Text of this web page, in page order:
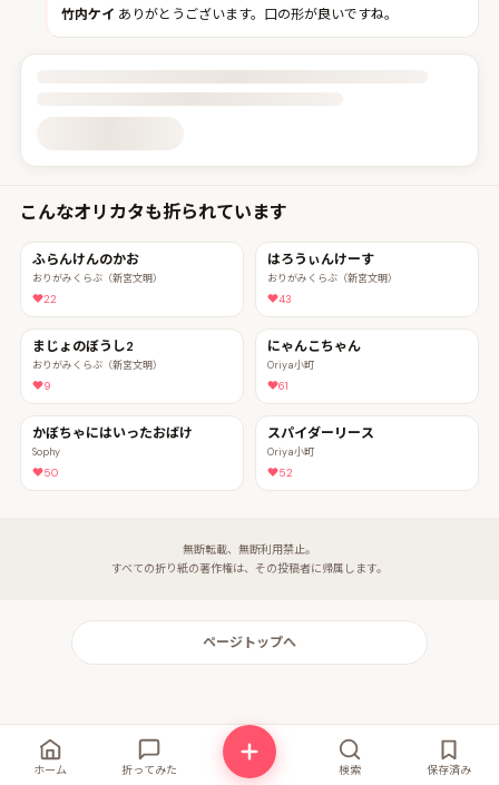
竹内ケイ ありがとうございます。口の形が良いですね。
投稿詳細を読み込んでいます
こんなオリカタも折られています
ふらんけんのかお
おりがみくらぶ（新宮文明）
22
はろうぃんけーす
おりがみくらぶ（新宮文明）
43
まじょのぼうし2
おりがみくらぶ（新宮文明）
9
にゃんこちゃん
Oriya小町
61
かぼちゃにはいったおばけ
Sophy
50
スパイダーリース
Oriya小町
52
無断転載、無断利用禁止。
すべての折り紙の著作権は、その投稿者に帰属します。
ページトップへ
ホーム 折ってみた 検索 保存済み